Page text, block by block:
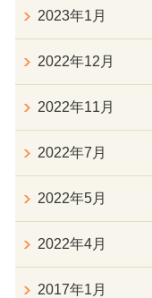
2023年1月
2022年12月
2022年11月
2022年7月
2022年5月
2022年4月
2017年1月